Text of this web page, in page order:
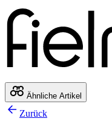
Ähnliche Artikel
Zurück